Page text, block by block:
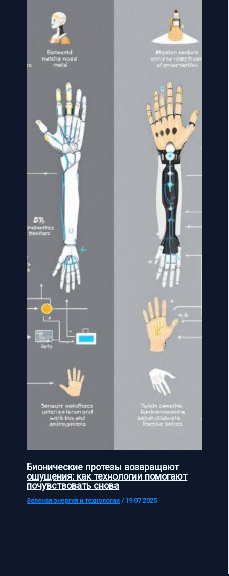
Бионические протезы возвращают
ощущения: как технологии помогают
почувствовать снова
Зеленая энергия и технологии / 19.07.2025